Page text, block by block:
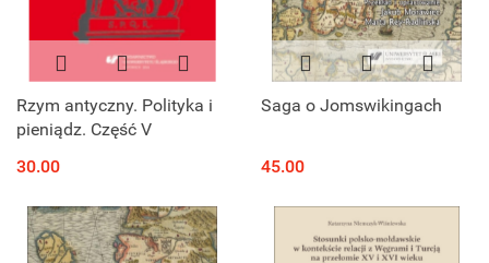
Rzym antyczny. Polityka i
pieniądz. Część V
30.00
Saga o Jomswikingach
45.00